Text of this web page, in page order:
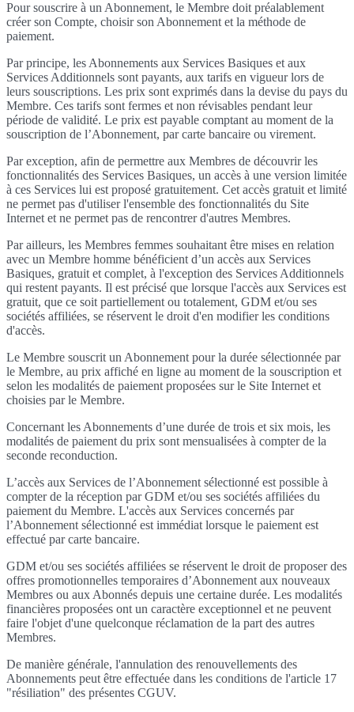
Pour souscrire à un Abonnement, le Membre doit préalablement
créer son Compte, choisir son Abonnement et la méthode de
paiement.
Par principe, les Abonnements aux Services Basiques et aux
Services Additionnels sont payants, aux tarifs en vigueur lors de
leurs souscriptions. Les prix sont exprimés dans la devise du pays du
Membre. Ces tarifs sont fermes et non révisables pendant leur
période de validité. Le prix est payable comptant au moment de la
souscription de l’Abonnement, par carte bancaire ou virement.
Par exception, afin de permettre aux Membres de découvrir les
fonctionnalités des Services Basiques, un accès à une version limitée
à ces Services lui est proposé gratuitement. Cet accès gratuit et limité
ne permet pas d'utiliser l'ensemble des fonctionnalités du Site
Internet et ne permet pas de rencontrer d'autres Membres.
Par ailleurs, les Membres femmes souhaitant être mises en relation
avec un Membre homme bénéficient d’un accès aux Services
Basiques, gratuit et complet, à l'exception des Services Additionnels
qui restent payants. Il est précisé que lorsque l'accès aux Services est
gratuit, que ce soit partiellement ou totalement, GDM et/ou ses
sociétés affiliées, se réservent le droit d'en modifier les conditions
d'accès.
Le Membre souscrit un Abonnement pour la durée sélectionnée par
le Membre, au prix affiché en ligne au moment de la souscription et
selon les modalités de paiement proposées sur le Site Internet et
choisies par le Membre.
Concernant les Abonnements d’une durée de trois et six mois, les
modalités de paiement du prix sont mensualisées à compter de la
seconde reconduction.
L’accès aux Services de l’Abonnement sélectionné est possible à
compter de la réception par GDM et/ou ses sociétés affiliées du
paiement du Membre. L'accès aux Services concernés par
l’Abonnement sélectionné est immédiat lorsque le paiement est
effectué par carte bancaire.
GDM et/ou ses sociétés affiliées se réservent le droit de proposer des
offres promotionnelles temporaires d’Abonnement aux nouveaux
Membres ou aux Abonnés depuis une certaine durée. Les modalités
financières proposées ont un caractère exceptionnel et ne peuvent
faire l'objet d'une quelconque réclamation de la part des autres
Membres.
De manière générale, l'annulation des renouvellements des
Abonnements peut être effectuée dans les conditions de l'article 17
"résiliation" des présentes CGUV.